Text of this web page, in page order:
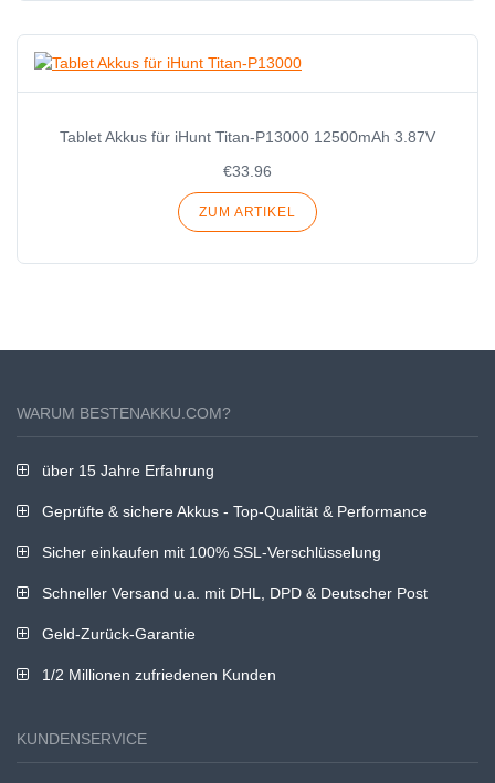
Tablet Akkus für iHunt Titan-P13000 12500mAh 3.87V
€33.96
ZUM ARTIKEL
WARUM BESTENAKKU.COM?
über 15 Jahre Erfahrung
Geprüfte & sichere Akkus - Top-Qualität & Performance
Sicher einkaufen mit 100% SSL-Verschlüsselung
Schneller Versand u.a. mit DHL, DPD & Deutscher Post
Geld-Zurück-Garantie
1/2 Millionen zufriedenen Kunden
KUNDENSERVICE